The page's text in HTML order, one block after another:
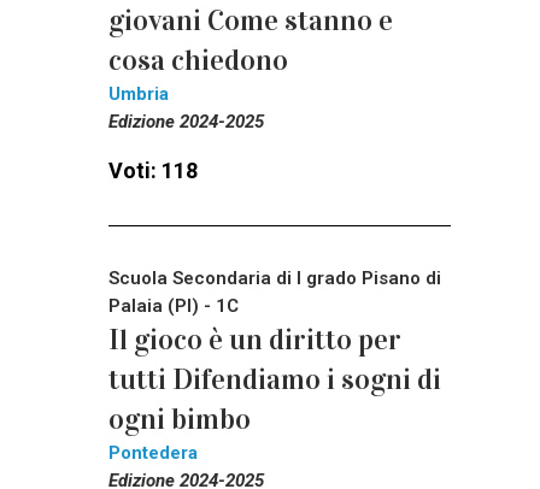
giovani Come stanno e
cosa chiedono
Umbria
Edizione 2024-2025
Voti: 118
Scuola Secondaria di I grado Pisano di
Palaia (PI) - 1C
Il gioco è un diritto per
tutti Difendiamo i sogni di
ogni bimbo
Pontedera
Edizione 2024-2025